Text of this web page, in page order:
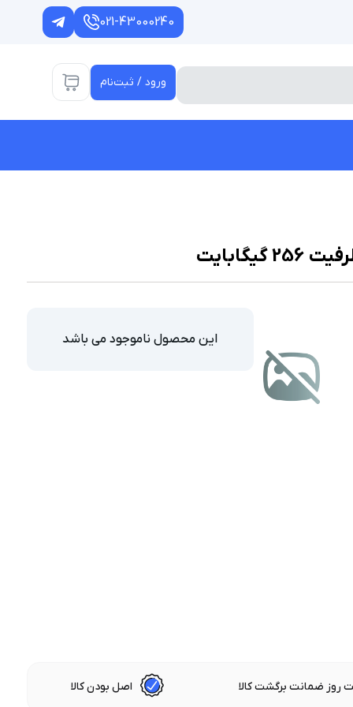
021-43000240
ورود / ثبت‌نام
این محصول ناموجود می باشد
روز ضمانت برگشت کالا اصل بودن کالا